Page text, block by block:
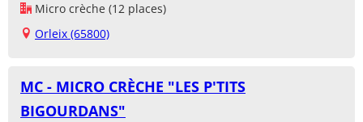
Micro crèche (12 places)
Orleix (65800)
MC - MICRO CRÈCHE "LES P'TITS
BIGOURDANS"